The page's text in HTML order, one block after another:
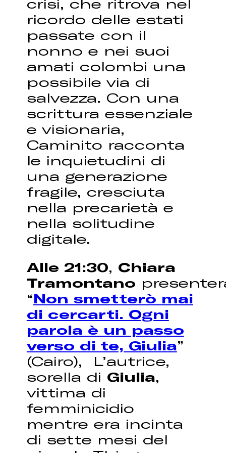
crisi, che ritrova nel
ricordo delle estati
passate con il
nonno e nei suoi
amati colombi una
possibile via di
salvezza. Con una
scrittura essenziale
e visionaria,
Caminito racconta
le inquietudini di
una generazione
fragile, cresciuta
nella precarietà e
nella solitudine
digitale.
Alle 21:30, Chiara
Tramontano
“Non smetterò mai
di cercarti. Ogni
parola è un passo
verso di te, Giulia”
(Cairo), L’autrice,
sorella di Giulia,
vittima di
femminicidio
mentre era incinta
di sette mesi del